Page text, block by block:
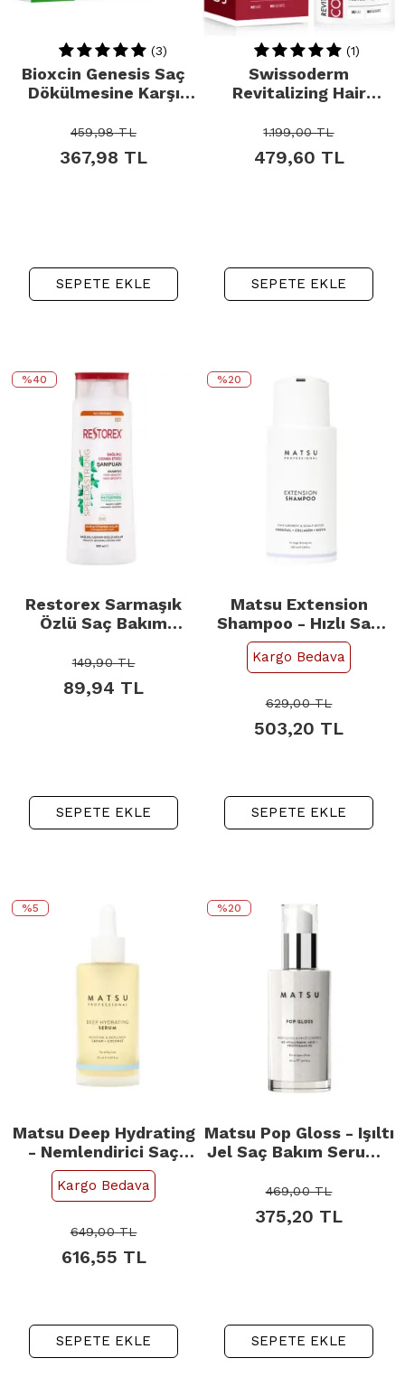
(3)
Bioxcin Genesis Saç
Dökülmesine Karşı
Kuru Normal Saçlar 3
Al 2 Öde
459,98TL
367,98 TL
SEPETE EKLE
(1)
Swissoderm
Revitalizing Hair
Canlandırıcı Saç Kremi
300ml
1.199,00TL
479,60 TL
SEPETE EKLE
%40
Restorex Sarmaşık
Özlü Saç Bakım
Yıpranmış Saçlar
500ml
149,90TL
89,94 TL
SEPETE EKLE
%20
Matsu Extension
Shampoo - Hızlı Saç
Uzatmaya Yardımcı At
Kuyruğu Şampuan
Kargo Bedava
629,00TL
503,20 TL
SEPETE EKLE
%5
Matsu Deep Hydrating
- Nemlendirici Saç
Serumu 50ml
Kargo Bedava
649,00TL
616,55 TL
SEPETE EKLE
%20
Matsu Pop Gloss - Işıltı
Jel Saç Bakım Serumu
469,00TL
375,20 TL
SEPETE EKLE